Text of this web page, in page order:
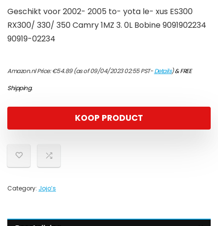
Geschikt voor 2002- 2005 to- yota le- xus ES300
RX300/ 330/ 350 Camry 1MZ 3. 0L Bobine 9091902234
90919-02234
Amazon.nl Price:€54.89(as of 09/04/2023 02:55 PST-Details)&FREE
Shipping.
KOOP PRODUCT
Category: Jojo’s